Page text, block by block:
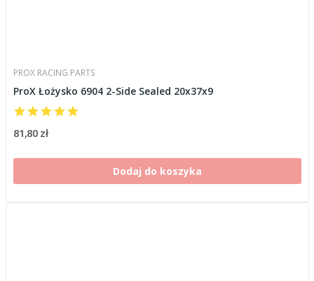
PROX RACING PARTS
ProX Łożysko 6904 2-Side Sealed 20x37x9
81,80 zł
Dodaj do koszyka